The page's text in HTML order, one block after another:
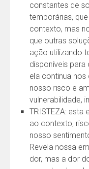
constantes de
temporárias,
contexto, mas
que outras
ação utilizando
disponíveis para
ela continua
nosso risco e
vulnerabilidade,
TRISTEZA: esta
ao contexto,
nosso
Revela nossa
dor, mas a dor